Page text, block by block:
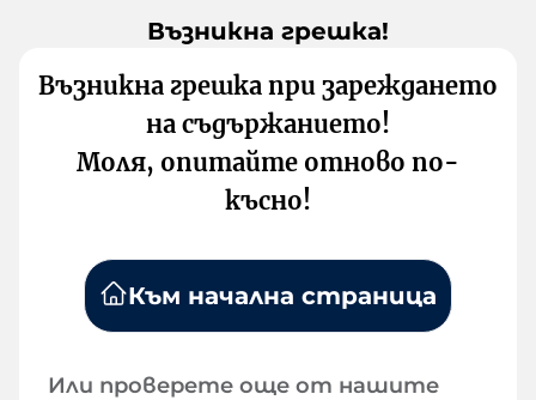
Възникна грешка!
Възникна грешка при зареждането
на съдържанието!
Моля, опитайте отново по-
късно!
Към начална страница
Или проверете още от нашите